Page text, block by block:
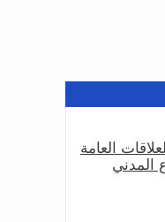
العامة
المدني